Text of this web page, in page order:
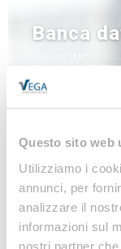
Questo sito web
Utilizziamo i
annunci, per
analizzare il
informazioni sul
nostri partner
Banca
Iscriviti